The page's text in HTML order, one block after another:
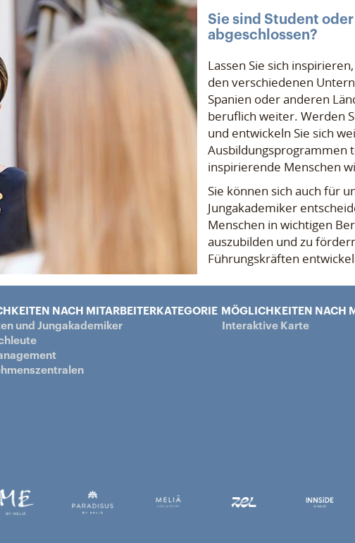
Sie sind Student
abgeschlossen?
Lassen Sie sich
den verschiedenen
Spanien oder anderen
beruflich weiter. Werden
und entwickeln Sie sich
Ausbildungsprogrammen
inspirierende Menschen
Sie können sich auch für
Jungakademiker
Menschen in wichtigen
auszubilden und zu
Führungskräften
NACH MITARBEITERKATEGORIE MÖGLICHKEITEN NACH
und Jungakademiker Interaktive Karte